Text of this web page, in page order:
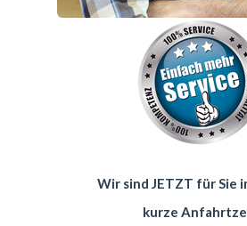
Wir sind JETZT für Sie
kurze